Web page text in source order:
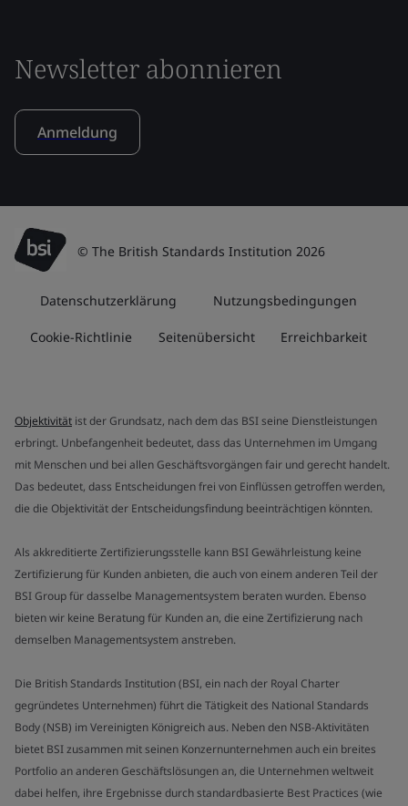
Newsletter abonnieren
Anmeldung
© The British Standards Institution 2026
Datenschutzerklärung Nutzungsbedingungen
Cookie-Richtlinie Seitenübersicht Erreichbarkeit
Objektivität ist der Grundsatz, nach dem das BSI seine Dienstleistungen
erbringt. Unbefangenheit bedeutet, dass das Unternehmen im Umgang
mit Menschen und bei allen Geschäftsvorgängen fair und gerecht handelt.
Das bedeutet, dass Entscheidungen frei von Einflüssen getroffen werden,
die die Objektivität der Entscheidungsfindung beeinträchtigen könnten.
Als akkreditierte Zertifizierungsstelle kann BSI Gewährleistung keine
Zertifizierung für Kunden anbieten, die auch von einem anderen Teil der
BSI Group für dasselbe Managementsystem beraten wurden. Ebenso
bieten wir keine Beratung für Kunden an, die eine Zertifizierung nach
demselben Managementsystem anstreben.
Die British Standards Institution (BSI, ein nach der Royal Charter
gegründetes Unternehmen) führt die Tätigkeit des National Standards
Body (NSB) im Vereinigten Königreich aus. Neben den NSB-Aktivitäten
bietet BSI zusammen mit seinen Konzernunternehmen auch ein breites
Portfolio an anderen Geschäftslösungen an, die Unternehmen weltweit
dabei helfen, ihre Ergebnisse durch standardbasierte Best Practices (wie